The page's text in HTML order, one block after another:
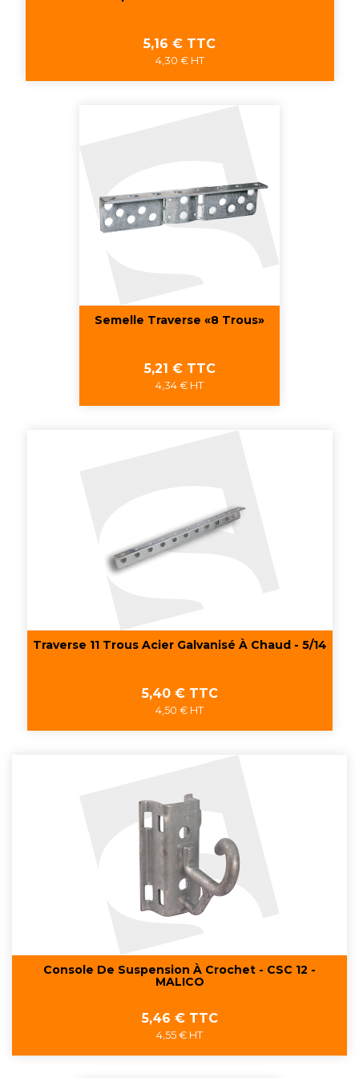
Prix
5,16 € TTC
4,30 € HT
Semelle Traverse «8 Trous»
Prix
5,21 € TTC
4,34 € HT
Traverse 11 Trous Acier Galvanisé À Chaud - 5/14
Prix
5,40 € TTC
4,50 € HT
Console De Suspension À Crochet - CSC 12 -
MALICO
Prix
5,46 € TTC
4,55 € HT